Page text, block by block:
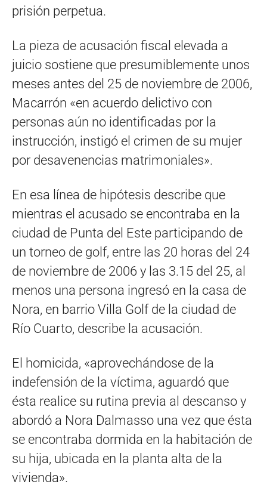
prisión perpetua.
La pieza de acusación fiscal elevada a
juicio sostiene que presumiblemente unos
meses antes del 25 de noviembre de 2006,
Macarrón «en acuerdo delictivo con
personas aún no identificadas por la
instrucción, instigó el crimen de su mujer
por desavenencias matrimoniales».
En esa línea de hipótesis describe que
mientras el acusado se encontraba en la
ciudad de Punta del Este participando de
un torneo de golf, entre las 20 horas del 24
de noviembre de 2006 y las 3.15 del 25, al
menos una persona ingresó en la casa de
Nora, en barrio Villa Golf de la ciudad de
Río Cuarto, describe la acusación.
El homicida, «aprovechándose de la
indefensión de la víctima, aguardó que
ésta realice su rutina previa al descanso y
abordó a Nora Dalmasso una vez que ésta
se encontraba dormida en la habitación de
su hija, ubicada en la planta alta de la
vivienda».